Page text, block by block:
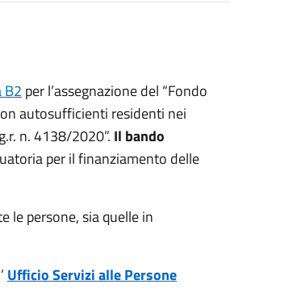
B2 per l’assegnazione del “Fondo
autosufficienti residenti nei
n. 4138/2020”. Il bando
per il finanziamento delle
le persone, sia quelle in
Ufficio Servizi alle Persone